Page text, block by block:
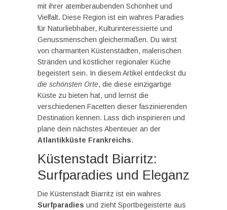
mit ihrer atemberaubenden Schönheit und
Vielfalt. Diese Region ist ein wahres Paradies
für Naturliebhaber, Kulturinteressierte und
Genussmenschen gleichermaßen. Du wirst
von charmanten Küstenstädten, malerischen
Stränden und köstlicher regionaler Küche
begeistert sein. In diesem Artikel entdeckst du
die schönsten Orte, die diese einzigartige
Küste zu bieten hat, und lernst die
verschiedenen Facetten dieser faszinierenden
Destination kennen. Lass dich inspirieren und
plane dein nächstes Abenteuer an der
Atlantikküste Frankreichs.
Küstenstadt Biarritz:
Surfparadies und Eleganz
Die Küstenstadt Biarritz ist ein wahres
Surfparadies und zieht Sportbegeisterte aus